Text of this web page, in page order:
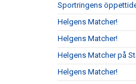
Sportringens
Helgens Matcher!
Helgens Matcher!
Helgens Matcher på
Helgens Matcher!